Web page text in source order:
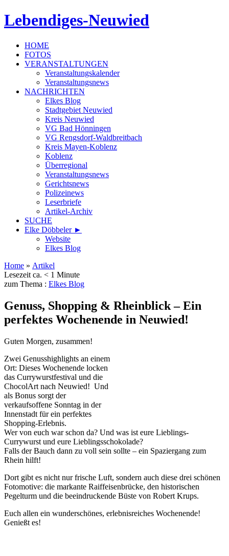
Lebendiges-Neuwied
HOME
FOTOS
VERANSTALTUNGEN
Veranstaltungskalender
Veranstaltungsnews
NACHRICHTEN
Elkes Blog
Stadtgebiet Neuwied
Kreis Neuwied
VG Bad Hönningen
VG Rengsdorf-Waldbreitbach
Kreis Mayen-Koblenz
Koblenz
Überregional
Veranstaltungsnews
Gerichtsnews
Polizeinews
Leserbriefe
Artikel-Archiv
SUCHE
Elke Döbbeler ►
Website
Elkes Blog
Home » Artikel
Lesezeit ca. < 1 Minute
zum Thema : Elkes Blog
Genuss, Shopping & Rheinblick – Ein
perfektes Wochenende in Neuwied!
Guten Morgen, zusammen!
Zwei Genusshighlights an einem
Ort: Dieses Wochenende locken
das Currywurstfestival und die
ChocolArt nach Neuwied! Und
als Bonus sorgt der
verkaufsoffene Sonntag in der
Innenstadt für ein perfektes
Shopping-Erlebnis.
Wer von euch war schon da? Und was ist eure Lieblings-
Currywurst und eure Lieblingsschokolade?
Falls der Bauch dann zu voll sein sollte – ein Spaziergang zum
Rhein hilft!
Dort gibt es nicht nur frische Luft, sondern auch diese drei schönen
Fotomotive: die markante Raiffeisenbrücke, den historischen
Pegelturm und die beeindruckende Büste von Robert Krups.
Euch allen ein wunderschönes, erlebnisreiches Wochenende!
Genießt es!